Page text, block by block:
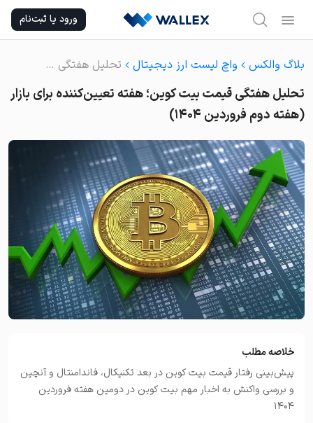
content
ورود یا ثبت‌نام
بلاگ والکس واچ لیست ارز دیجیتال تحلیل هفتگی قیمت بیت کوین؛ هفته تعیین‌کننده برای بازار (هفته دوم فروردین ۱۴۰۴)
تحلیل هفتگی قیمت بیت کوین؛ هفته تعیین‌کننده برای بازار
(هفته دوم فروردین ۱۴۰۴)
خلاصه مطلب
پیش‌بینی رفتار قیمت بیت کوین در بعد تکنیکال، فاندامنتال و آنچین
و بررسی واکنش به اخبار مهم بیت کوین در دومین هفته فروردین
۱۴۰۴